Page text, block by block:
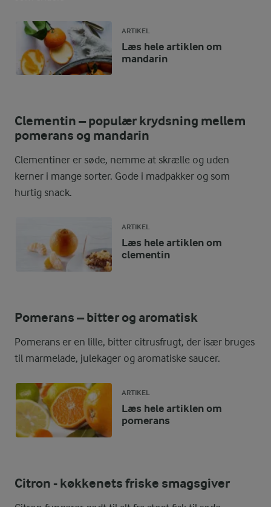
ARTIKEL
Læs hele artiklen om
mandarin
Clementin – populær krydsning mellem
pomerans og mandarin
Clementiner er søde, nemme at skrælle og uden
kerner i mange sorter. Gode i madpakker og som
hurtig snack.
ARTIKEL
Læs hele artiklen om
clementin
Pomerans – bitter og aromatisk
Pomerans er en lille, bitter citrusfrugt, der især bruges
til marmelade, julekager og aromatiske saucer.
ARTIKEL
Læs hele artiklen om
pomerans
Citron - køkkenets friske smagsgiver